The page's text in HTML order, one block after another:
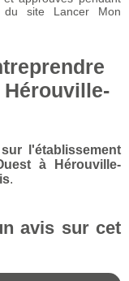
du site Lancer Mon
Hérouville-
l'établissement
à Hérouville-
.
avis sur cet